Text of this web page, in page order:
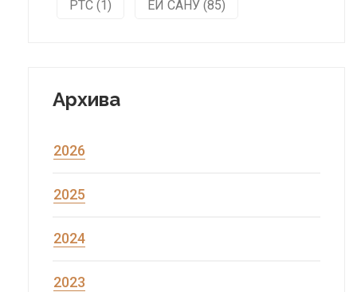
РТС (1) ЕИ САНУ (85)
Архива
2026
2025
2024
2023